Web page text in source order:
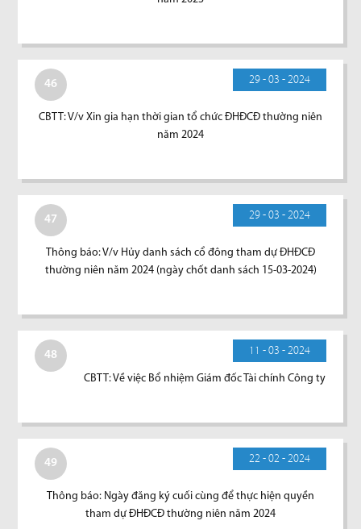
46 29 - 03 - 2024
CBTT: V/v Xin gia hạn thời gian tổ chức ĐHĐCĐ thường niên
năm 2024
47 29 - 03 - 2024
Thông báo: V/v Hủy danh sách cổ đông tham dự ĐHĐCĐ
thường niên năm 2024 (ngày chốt danh sách 15-03-2024)
48 11 - 03 - 2024
CBTT: Về việc Bổ nhiệm Giám đốc Tài chính Công ty
49 22 - 02 - 2024
Thông báo: Ngày đăng ký cuối cùng để thực hiện quyền
tham dự ĐHĐCĐ thường niên năm 2024